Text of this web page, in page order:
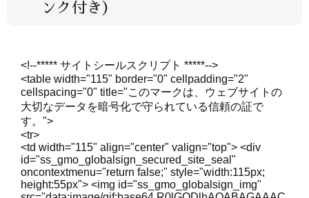
ンク付き）
<!--***** サイトシールスクリプト *****-->
<table width="115" border="0" cellpadding="2"
cellspacing="0" title="このマークは、ウェブサイトの
大切なデータを暗号化で守られている信頼の証で
す。">
<tr>
<td width="115" align="center" valign="top"> <div
id="ss_gmo_globalsign_secured_site_seal"
oncontextmenu="return false;" style="width:115px;
height:55px"> <img id="ss_gmo_globalsign_img"